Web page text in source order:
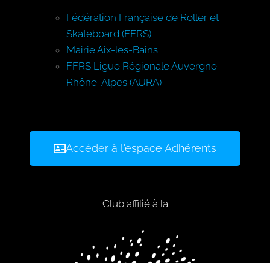
Fédération Française de Roller et
Skateboard (FFRS)
Mairie Aix-les-Bains
FFRS Ligue Régionale Auvergne-
Rhône-Alpes (AURA)
Accéder à l'espace Adhérents
Club affilié à la